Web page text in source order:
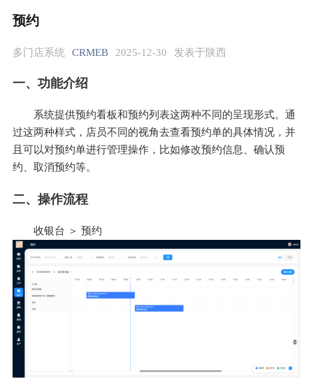
预约
多门店系统 CRMEB 2025-12-30 发表于陕西
一、功能介绍
系统提供预约看板和预约列表这两种不同的呈现形式。通
过这两种样式，店员不同的视角去查看预约单的具体情况，并
且可以对预约单进行管理操作，比如修改预约信息、确认预
约、取消预约等。
二、操作流程
收银台 ＞ 预约